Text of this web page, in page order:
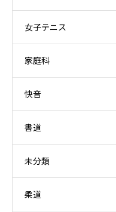
女子テニス
家庭科
快音
書道
未分類
柔道